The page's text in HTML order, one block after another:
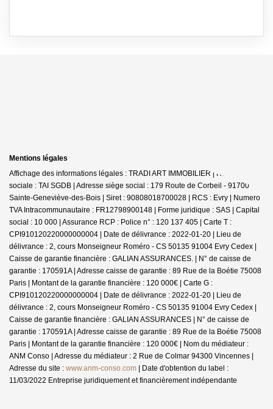
Mentions légales
Affichage des informations légales : TRADI ART IMMOBILIER | Raison
sociale : TAI SGDB | Adresse siège social : 179 Route de Corbeil - 91700
Sainte-Geneviève-des-Bois | Siret : 90808018700028 | RCS : Evry | Numero
TVA Intracommunautaire : FR12798900148 | Forme juridique : SAS | Capital
social : 10 000 | Assurance RCP : Police n° : 120 137 405 | Carte T :
CPI910120220000000004 | Date de délivrance : 2022-01-20 | Lieu de
délivrance : 2, cours Monseigneur Roméro - CS 50135 91004 Evry Cedex |
Caisse de garantie financière : GALIAN ASSURANCES. | N° de caisse de
garantie : 170591A | Adresse caisse de garantie : 89 Rue de la Boétie 75008
Paris | Montant de la garantie financière : 120 000€ | Carte G :
CPI910120220000000004 | Date de délivrance : 2022-01-20 | Lieu de
délivrance : 2, cours Monseigneur Roméro - CS 50135 91004 Evry Cedex |
Caisse de garantie financière : GALIAN ASSURANCES | N° de caisse de
garantie : 170591A | Adresse caisse de garantie : 89 Rue de la Boétie 75008
Paris | Montant de la garantie financière : 120 000€ | Nom du médiateur :
ANM Conso | Adresse du médiateur : 2 Rue de Colmar 94300 Vincennes |
Adresse du site : www.anm-conso.com | Date d'obtention du label :
11/03/2022 Entreprise juridiquement et financièrement indépendante